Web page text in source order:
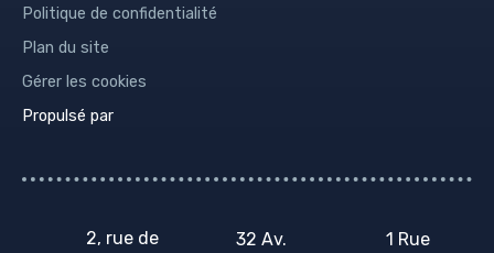
Politique de confidentialité
Plan du site
Gérer les cookies
Propulsé par
2, rue de
32 Av.
1 Rue